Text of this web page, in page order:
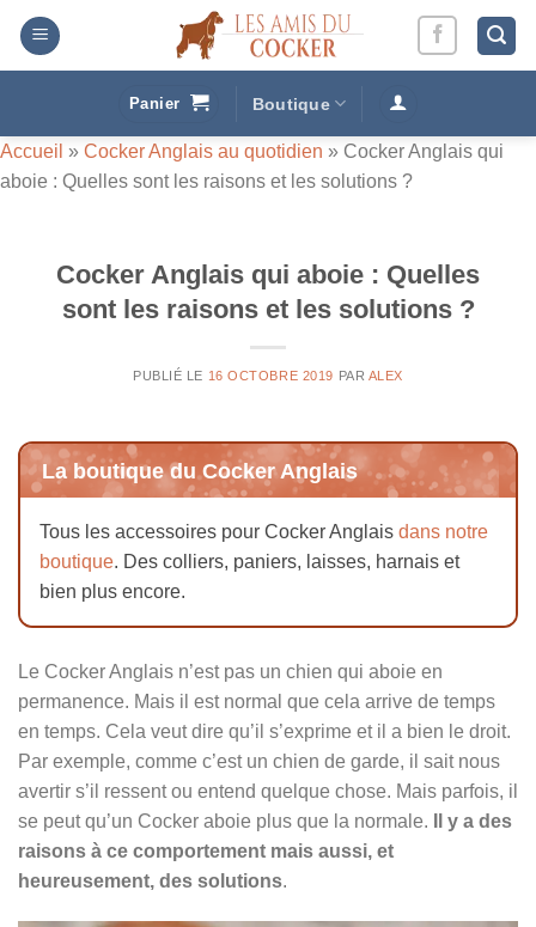
Passer
contenu
Panier Boutique
Accueil » Cocker Anglais au quotidien » Cocker Anglais qui
aboie : Quelles sont les raisons et les solutions ?
Cocker Anglais qui aboie : Quelles
sont les raisons et les solutions ?
PUBLIÉ LE 16 OCTOBRE 2019 PAR ALEX
La boutique du Cocker Anglais
Tous les accessoires pour Cocker Anglais dans notre
boutique. Des colliers, paniers, laisses, harnais et
bien plus encore.
Le Cocker Anglais n’est pas un chien qui aboie en
permanence. Mais il est normal que cela arrive de temps
en temps. Cela veut dire qu’il s’exprime et il a bien le droit.
Par exemple, comme c’est un chien de garde, il sait nous
avertir s’il ressent ou entend quelque chose. Mais parfois, il
se peut qu’un Cocker aboie plus que la normale.
Il y a des
raisons à ce comportement mais aussi, et
heureusement, des solutions.